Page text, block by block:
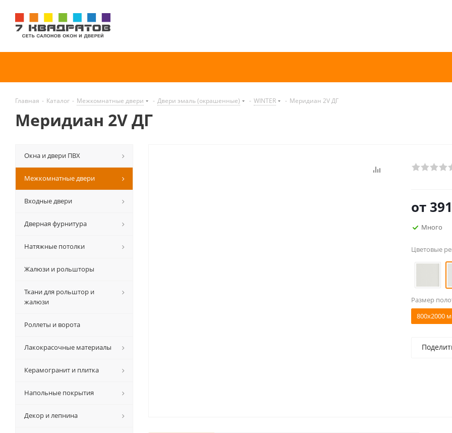
Главная - Каталог - Межкомнатные двери - Двери эмаль (окрашенные) - WINTER - Меридиан 2V ДГ
Меридиан 2V ДГ
от
Много
Цветовые
Размер
800x2000
Окна и двери ПВХ
Межкомнатные двери
Входные двери
Дверная фурнитура
Натяжные потолки
Жалюзи и рольшторы
Ткани для рольштор и
жалюзи
Роллеты и ворота
Лакокрасочные материалы
Керамогранит и плитка
Напольные покрытия
Декор и лепнина